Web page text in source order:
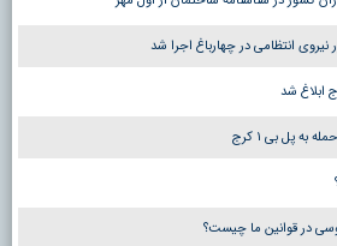
انتظامی در چهارباغ اجرا شد
ابلاغ شد
به پل بی ۱ کرج
در قوانین ما چیست؟